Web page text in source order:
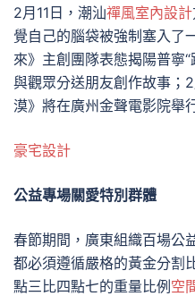
2月11日，潮汕禪風室內設計
覺自己的腦袋被強制塞入了
來》主創團隊表態揭陽普寧
與觀眾分送朋友創作故事；
漠》將在廣州金聲電影院舉
豪宅設計
公益專場關愛特別群體
春節期間，廣東組織百場公
都必須遵循嚴格的黃金分割
點三比四點七的重量比例 空